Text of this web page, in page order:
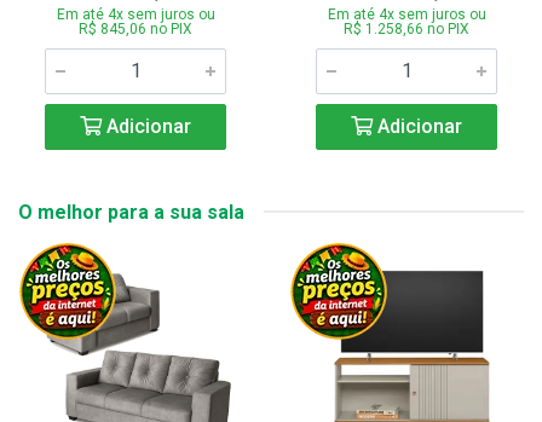
Em até 4x sem juros ou
R$ 845,06 no PIX
Adicionar
Em até 4x sem juros ou
R$ 1.258,66 no PIX
Adicionar
O melhor para a sua sala